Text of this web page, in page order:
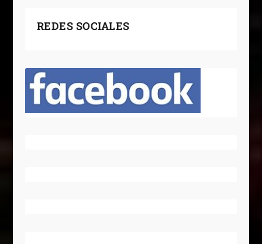
REDES SOCIALES